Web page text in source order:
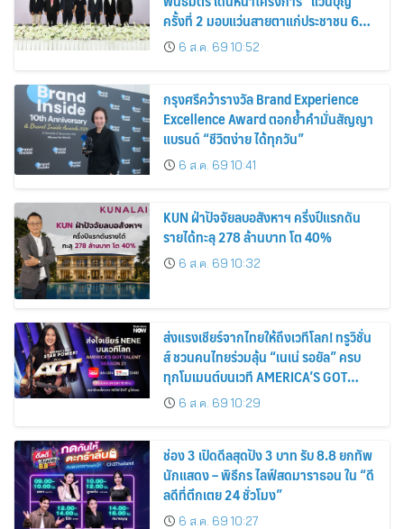
ครั้งที่ 2 มอบแว่นสายตาแก่ประชาชน 600
คน ขยายโอกาสการมองเห็นสู่ชุมชนไทย
6 ส.ค. 69 10:52
กรุงศรีคว้ารางวัล Brand Experience
Excellence Award ตอกย้ำคำมั่นสัญญา
แบรนด์ “ชีวิตง่าย ได้ทุกวัน”
6 ส.ค. 69 10:41
KUN ฝ่าปัจจัยลบอสังหาฯ ครึ่งปีแรกดัน
รายได้ทะลุ 278 ล้านบาท โต 40%
6 ส.ค. 69 10:32
ส่งแรงเชียร์จากไทยให้ถึงเวทีโลก! ทรูวิชั่น
ส์ ชวนคนไทยร่วมลุ้น “เนเน่ รอยัล” ครบ
ทุกโมเมนต์บนเวที AMERICA’S GOT
TALENT SEASON 21
6 ส.ค. 69 10:29
ช่อง 3 เปิดดีลสุดปัง 3 บาท รับ 8.8 ยกทัพ
นักแสดง – พิธีกร ไลฟ์สดมาราธอน ใน “ดี
ลดีที่ตึกเตย 24 ชั่วโมง”
6 ส.ค. 69 10:27